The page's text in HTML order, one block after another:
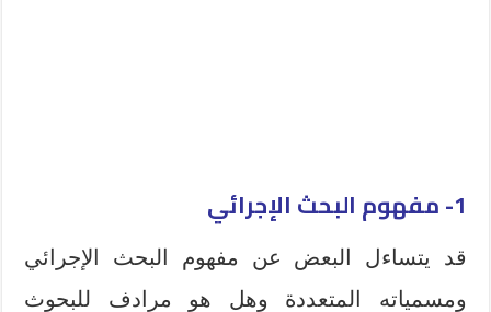
1- مفهوم البحث الإجرائي
قد يتساءل البعض عن مفهوم البحث الإجرائي
ومسمياته المتعددة وهل هو مرادف للبحوث